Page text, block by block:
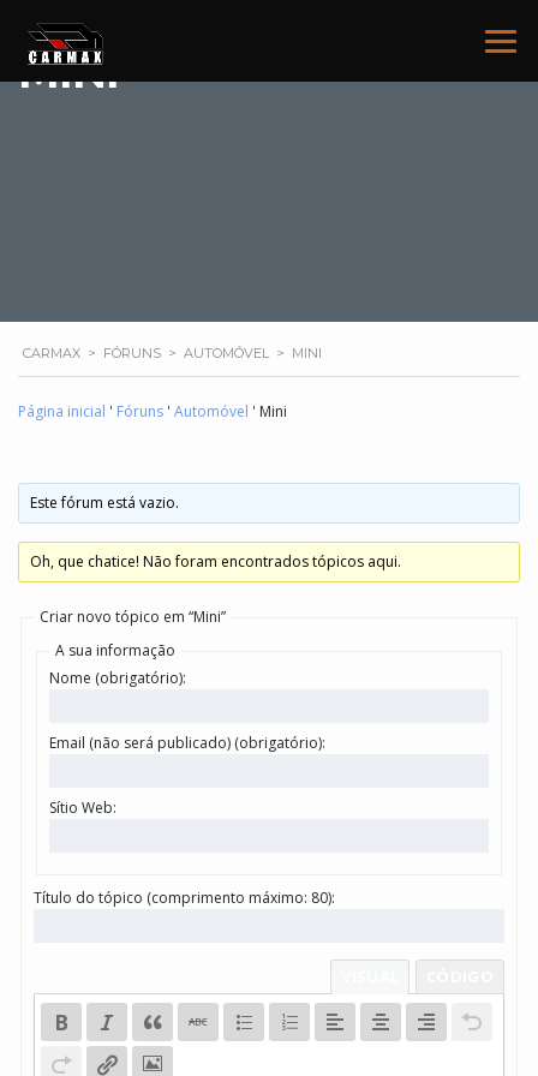
MINI
CARMAX > FÓRUNS > AUTOMÓVEL > MINI
Página inicial ' Fóruns ' Automóvel ' Mini
Este fórum está vazio.
Oh, que chatice! Não foram encontrados tópicos aqui.
Criar novo tópico em “Mini”
A sua informação
Nome (obrigatório):
Email (não será publicado) (obrigatório):
Sítio Web:
Título do tópico (comprimento máximo: 80):